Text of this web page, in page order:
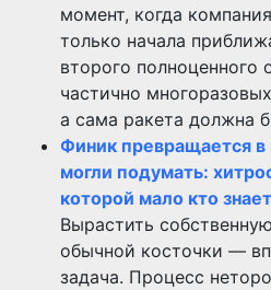
момент, когда
только начала
второго полноценного
частично
а сама ракета должна
Финик превращается
могли подумать:
которой мало кто знает
Вырастить
обычной косточки —
задача. Процесс